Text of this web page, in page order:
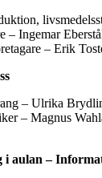
– Ingemar
– Erik
– Ulrika
– Magnus
i aulan –